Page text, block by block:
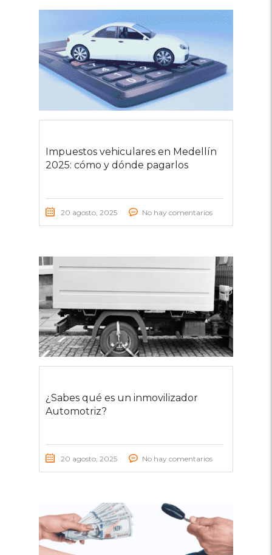
Impuestos vehiculares en Medellín
2025: cómo y dónde pagarlos
20 agosto, 2025 No hay comentarios
¿Sabes qué es un inmovilizador
Automotriz?
20 agosto, 2025 No hay comentarios